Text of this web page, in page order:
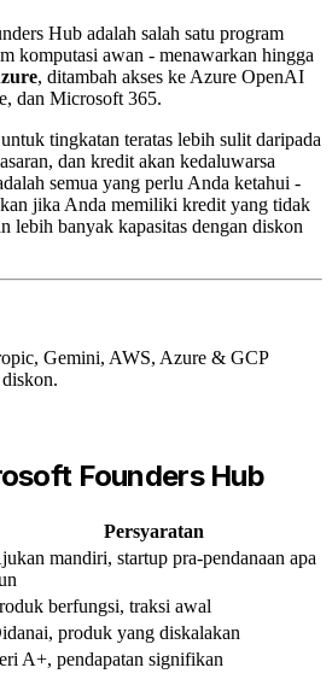
Hub adalah salah satu program
komputasi awan - menawarkan hingga
, ditambah akses ke Azure OpenAI
dan Microsoft 365.
tingkatan teratas lebih sulit daripada
dan kredit akan kedaluwarsa
semua yang perlu Anda ketahui -
jika Anda memiliki kredit yang tidak
lebih banyak kapasitas dengan diskon
Gemini, AWS, Azure & GCP
Founders Hub
Persyaratan
mandiri, startup pra-pendanaan apa
berfungsi, traksi awal
produk yang diskalakan
A+, pendapatan signifikan